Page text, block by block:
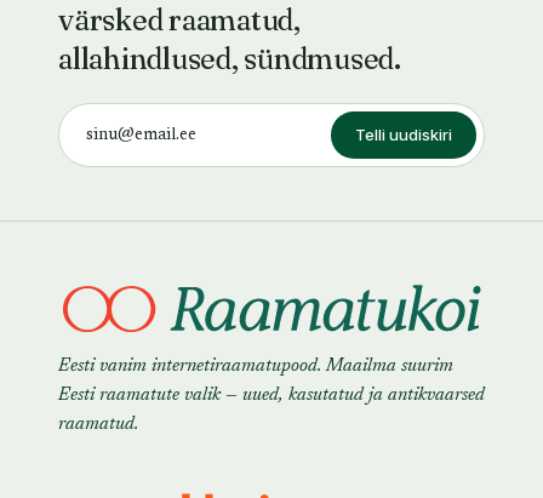
värsked raamatud,
allahindlused, sündmused.
Telli uudiskiri
Eesti vanim internetiraamatupood. Maailma suurim
Eesti raamatute valik — uued, kasutatud ja antikvaarsed
raamatud.